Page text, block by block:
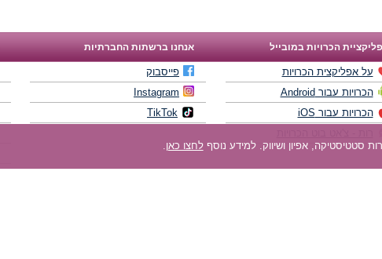
הכרויות במובייל אנחנו ברשתות החברתיות
על אפליקצית הכרויות
הכרויות עבור Android
הכרויות עבור iOS
פייסבוק
Instagram
TikTok
לחצו כאן.